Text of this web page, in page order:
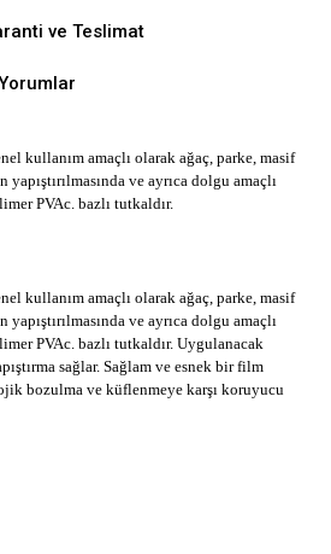
ve Teslimat
kullanım amaçlı olarak ağaç, parke, masif
ve ayrıca dolgu amaçlı
PVAc. bazlı tutkaldır.
kullanım amaçlı olarak ağaç, parke, masif
ve ayrıca dolgu amaçlı
PVAc. bazlı tutkaldır. Uygulanacak
sağlar. Sağlam ve esnek bir film
bozulma ve küflenmeye karşı koruyucu